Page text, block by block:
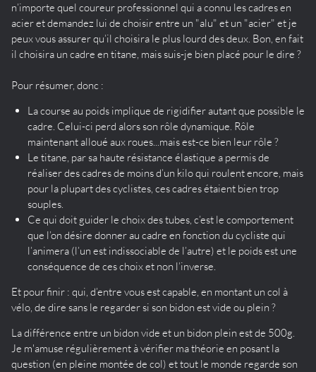
n’importe quel coureur professionnel qui a connu les cadres en
acier et demandez lui de choisir entre un "alu" et un "acier" et je
peux vous assurer qu’il choisira le plus lourd des deux. Bon, en fait
il choisira un cadre en titane, mais suis-je bien placé pour le dire ?
Pour résumer, donc :
La course au poids implique de rigidifier autant que possible le
cadre. Celui-ci perd alors son rôle dynamique. Rôle
maintenant alloué aux roues...mais est-ce bien leur rôle ?
Le titane, par sa haute résistance élastique a permis de
réaliser des cadres de moins d’un kilo qui roulent encore, mais
pour la plupart des cyclistes, ces cadres étaient bien trop
souples.
Ce qui doit guider le choix des tubes, c’est le comportement
que l’on désire donner au cadre en fonction du cycliste qui
l’animera (l’un est indissociable de l’autre) et le poids est une
conséquence de ces choix et non l’inverse.
Et pour finir : qui, d’entre vous est capable, en montant un col à
vélo, de dire sans le regarder si son bidon est vide ou plein ?
La différence entre un bidon vide et un bidon plein est de 500g.
Je m'amuse régulièrement à vérifier ma théorie en posant la
question (en pleine montée de col) et tout le monde regarde son